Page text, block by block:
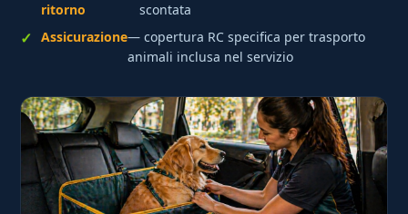
ritorno
scontata
Assicurazione— copertura RC specifica per trasporto
animali inclusa nel servizio